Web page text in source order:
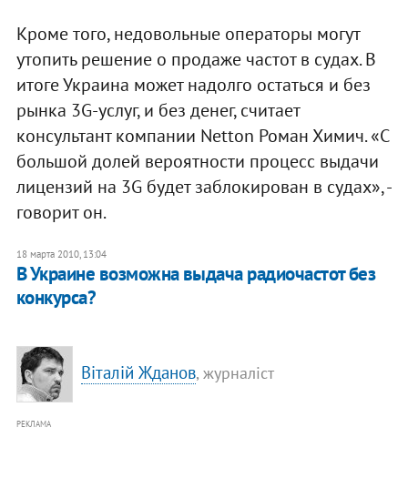
Кроме того, недовольные операторы могут
утопить решение о продаже частот в судах. В
итоге Украина может надолго остаться и без
рынка 3G-услуг, и без денег, считает
консультант компании Netton Роман Химич. «С
большой долей вероятности процесс выдачи
лицензий на 3G будет заблокирован в судах», -
говорит он.
18 марта 2010, 13:04
В Украине возможна выдача радиочастот без
конкурса?
Віталій Жданов, журналіст
РЕКЛАМА